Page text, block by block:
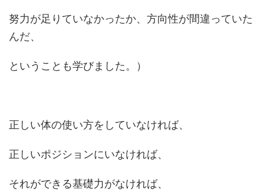
努力が足りていなかったか、方向性が間違っていた
んだ、
ということも学びました。）
正しい体の使い方をしていなければ、
正しいポジションにいなければ、
それができる基礎力がなければ、